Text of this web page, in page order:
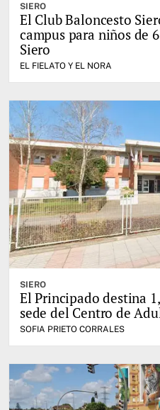
SIERO
El Club Baloncesto
campus para niños de
Siero
EL FIELATO Y EL NORA
SIERO
El Principado destina
sede del Centro de
SOFIA PRIETO CORRALES